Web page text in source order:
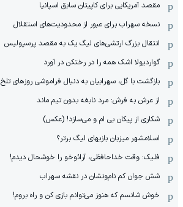
مقصد آمریکایی برای کاپیتان سابق اسپانیا
نسخه سهراب برای عبور از محدودیت‌های استقلال
انتقال بزرگ ارتشی‌های لیگ یک به مقصد پرسپولیس
گواردیولا اشک همه را در رختکن در آورد
بازگشت با گل، سهرابیان به دنبال فراموشی روزهای تلخ
از عرش به فرش: مرد نابغه‌ بدون تیم ماند
شکاری از پیکان بی ام و می‌سازد! (عکس)
اسلامشهر میزبان بازیهای لیگ برتر؟
فلیک: وقت خداحافظی، آرائوخو را خوشحال دیدم!
شش جوان کم نام‌و‌نشان در نقشه سهراب
خوش شانسم که هنوز می‌توانم بازی کن و راه بروم!